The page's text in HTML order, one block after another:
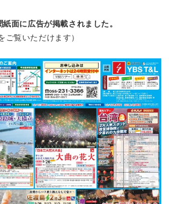
面に広告が掲載されました。
ご覧いただけます）